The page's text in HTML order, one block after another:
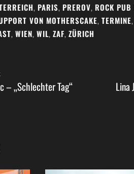
, PARIS, PREROV, ROCK PUB
VON MOTHERSCAKE, TERMINE,
, WIEN, WIL, ZAF, ZÜRICH
– „Schlechter Tag“ Lina